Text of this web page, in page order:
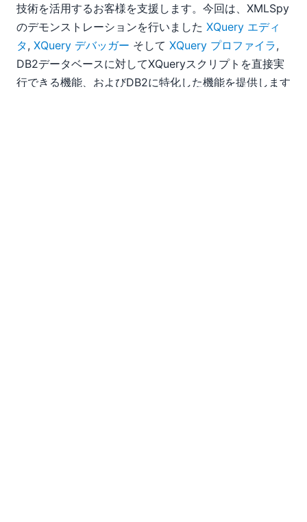
技術を活用するお客様を支援します。今回は、XMLSpy
のデモンストレーションを行いました XQuery エディ
タ, XQuery デバッガー そして XQuery プロファイラ,
DB2データベースに対してXQueryスクリプトを直接実
行できる機能、およびDB2に特化した機能を提供します